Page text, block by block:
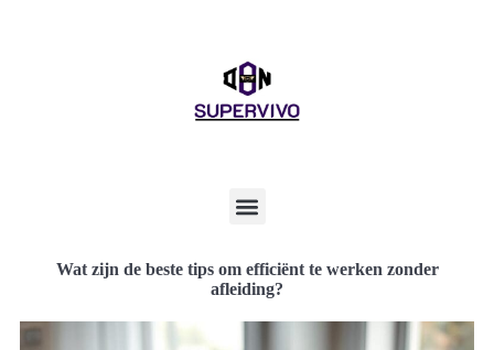
Wat zijn de beste tips om efficiënt te werken zonder
afleiding?